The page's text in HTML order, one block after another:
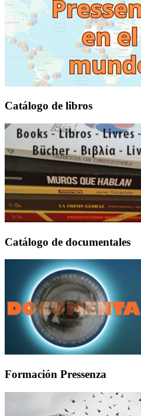
Catálogo de libros
Catálogo de documentales
Formación Pressenza